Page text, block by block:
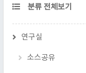
CATEGORY
분류 전체보기
연구실
소스공유